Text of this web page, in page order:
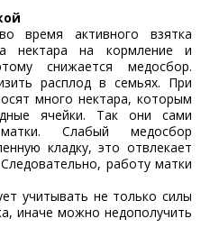
время активного взятка
нектара на кормление и
снижается медосбор.
расплод в семьях. При
много нектара, которым
ячейки. Так они сами
Слабый медосбор
кладку, это отвлекает
работу матки
учитывать не только силы
иначе можно недополучить